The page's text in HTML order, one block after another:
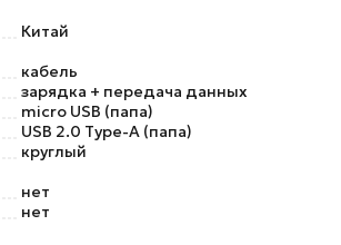
Китай
кабель
зарядка + передача данных
micro USB (папа)
USB 2.0 Type-A (папа)
круглый
нет
нет